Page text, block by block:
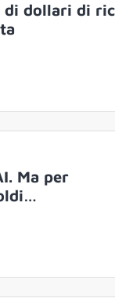
di dollari di
Ma per